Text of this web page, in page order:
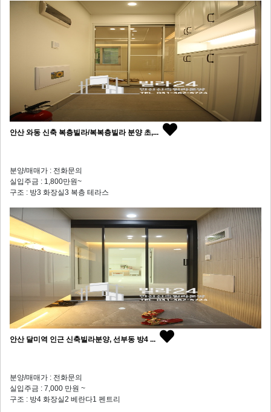
안산 와동 신축 복층빌라/복복층빌라 분양 초,...
분양/매매가 : 전화문의
실입주금 : 1,800만원~
구조 : 방3 화장실3 복층 테라스
안산 달미역 인근 신축빌라분양, 선부동 방4 ...
분양/매매가 : 전화문의
실입주금 : 7,000 만원 ~
구조 : 방4 화장실2 베란다1 펜트리